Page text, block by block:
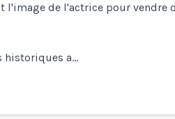
de l'actrice pour vendre
historiques a…